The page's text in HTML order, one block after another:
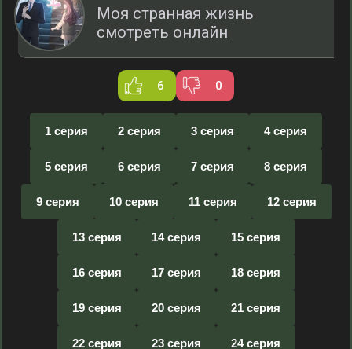
Моя странная жизнь
смотреть онлайн
6 0
1 серия 2 серия 3 серия 4 серия
5 серия 6 серия 7 серия 8 серия
9 серия 10 серия 11 серия 12 серия
13 серия 14 серия 15 серия
16 серия 17 серия 18 серия
19 серия 20 серия 21 серия
22 серия 23 серия 24 серия